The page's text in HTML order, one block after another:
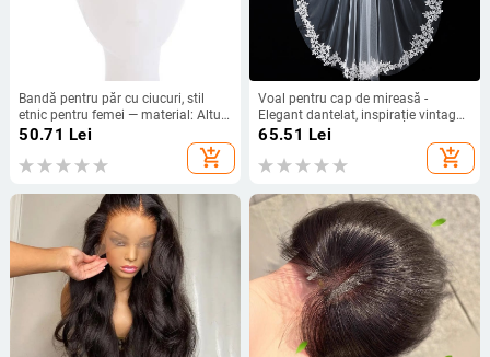
Bandă pentru păr cu ciucuri, stil
etnic pentru femei — material: Altul;
categorie: Accesorii pentru cap;
50.71 Lei
add_shopping_cart
Voal pentru cap de mireasă -
Elegant dantelat, inspirație vintage;
Material: Țesătură; Stil: Elegant,
feminin; An/Sezon: Vară 2024
65.51 Lei
add_shopping_cart